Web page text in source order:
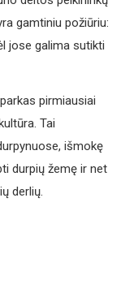
gamtiniu požiūriu:
jose galima sutikti
pirmiausiai
Tai
išmokę
durpių žemę ir net
derlių.